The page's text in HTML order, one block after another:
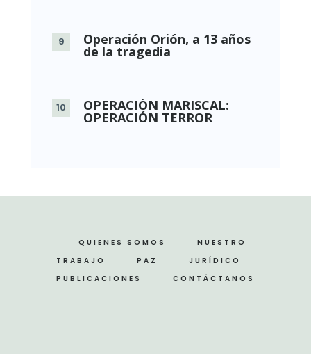
Operación Orión, a 13 años
de la tragedia
OPERACIÓN MARISCAL:
OPERACIÓN TERROR
QUIENES SOMOS
NUESTRO
TRABAJO
PAZ
JURÍDICO
PUBLICACIONES
CONTÁCTANOS